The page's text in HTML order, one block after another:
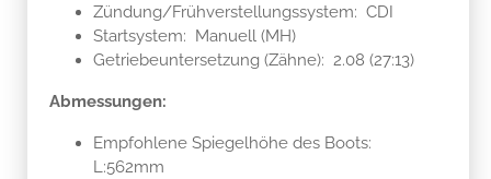
Zündung/Frühverstellungssystem: CDI
Startsystem: Manuell (MH)
Getriebeuntersetzung (Zähne): 2.08 (27:13)
Abmessungen:
Empfohlene Spiegelhöhe des Boots:
L:562mm